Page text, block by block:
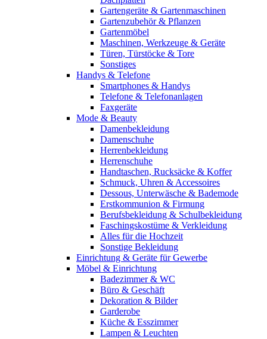
Gartengeräte & Gartenmaschinen
Gartenzubehör & Pflanzen
Gartenmöbel
Maschinen, Werkzeuge & Geräte
Türen, Türstöcke & Tore
Sonstiges
Handys & Telefone
Smartphones & Handys
Telefone & Telefonanlagen
Faxgeräte
Mode & Beauty
Damenbekleidung
Damenschuhe
Herrenbekleidung
Herrenschuhe
Handtaschen, Rucksäcke & Koffer
Schmuck, Uhren & Accessoires
Dessous, Unterwäsche & Bademode
Erstkommunion & Firmung
Berufsbekleidung & Schulbekleidung
Faschingskostüme & Verkleidung
Alles für die Hochzeit
Sonstige Bekleidung
Einrichtung & Geräte für Gewerbe
Möbel & Einrichtung
Badezimmer & WC
Büro & Geschäft
Dekoration & Bilder
Garderobe
Küche & Esszimmer
Lampen & Leuchten